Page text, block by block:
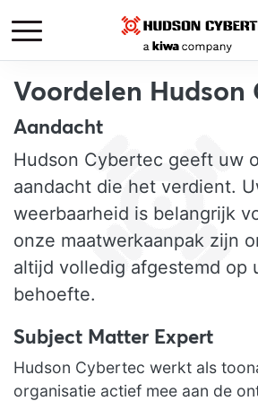
Voordelen Hudson
Aandacht
Hudson Cybertec geeft uw
aandacht die het verdient.
weerbaarheid is belangrijk
onze maatwerkaanpak zijn
altijd volledig afgestemd op
behoefte.
Subject Matter Expert
Hudson Cybertec werkt als
organisatie actief mee aan de